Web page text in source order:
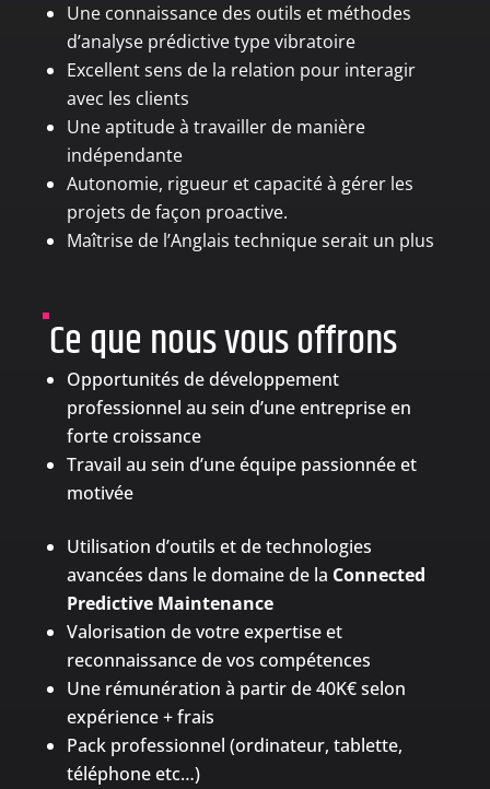
Une connaissance des outils et méthodes
d’analyse prédictive type vibratoire
Excellent sens de la relation pour interagir
avec les clients
Une aptitude à travailler de manière
indépendante
Autonomie, rigueur et capacité à gérer les
projets de façon proactive.
Maîtrise de l’Anglais technique serait un plus
Ce que nous vous offrons
Opportunités de développement
professionnel au sein d’une entreprise en
forte croissance
Travail au sein d’une équipe passionnée et
motivée
Utilisation d’outils et de technologies
avancées dans le domaine de la Connected
Predictive Maintenance
Valorisation de votre expertise et
reconnaissance de vos compétences
Une rémunération à partir de 40K€ selon
expérience + frais
Pack professionnel (ordinateur, tablette,
téléphone etc…)